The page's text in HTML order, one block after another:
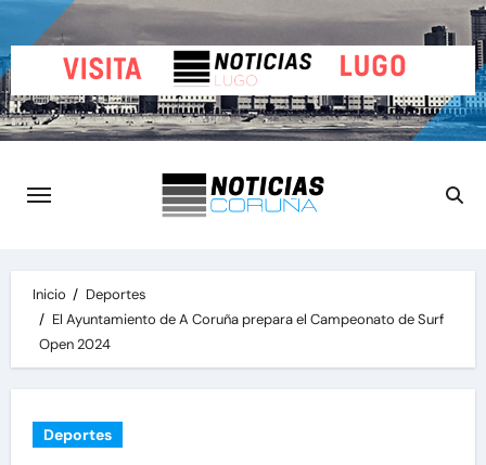
al
contenido
Inicio
Deportes
El Ayuntamiento de A Coruña prepara el Campeonato de Surf
Open 2024
Deportes